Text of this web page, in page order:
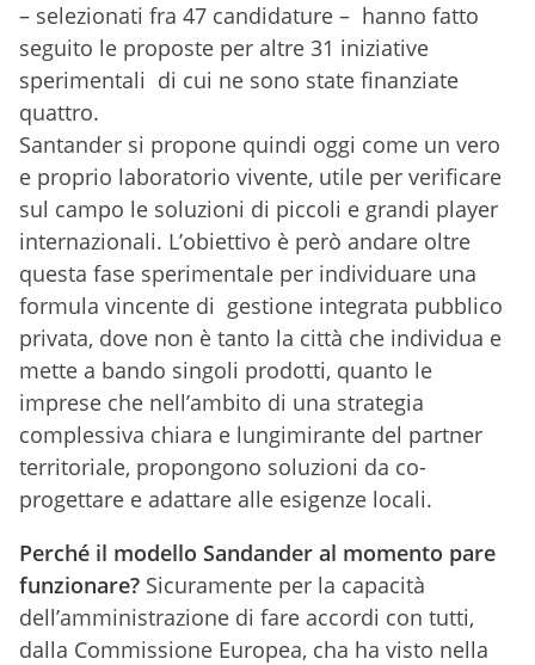
– selezionati fra 47 candidature – hanno fatto
seguito le proposte per altre 31 iniziative
sperimentali di cui ne sono state finanziate
quattro.
Santander si propone quindi oggi come un vero
e proprio laboratorio vivente, utile per verificare
sul campo le soluzioni di piccoli e grandi player
internazionali. L’obiettivo è però andare oltre
questa fase sperimentale per individuare una
formula vincente di gestione integrata pubblico
privata, dove non è tanto la città che individua e
mette a bando singoli prodotti, quanto le
imprese che nell’ambito di una strategia
complessiva chiara e lungimirante del partner
territoriale, propongono soluzioni da co-
progettare e adattare alle esigenze locali.
Perché il modello Sandander al momento pare
funzionare? Sicuramente per la capacità
dell’amministrazione di fare accordi con tutti,
dalla Commissione Europea, cha ha visto nella